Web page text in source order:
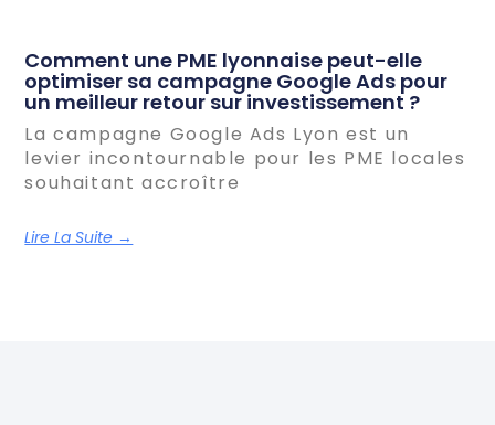
Comment une PME lyonnaise peut-elle
optimiser sa campagne Google Ads pour
un meilleur retour sur investissement ?
La campagne Google Ads Lyon est un
levier incontournable pour les PME locales
souhaitant accroître
Lire La Suite →